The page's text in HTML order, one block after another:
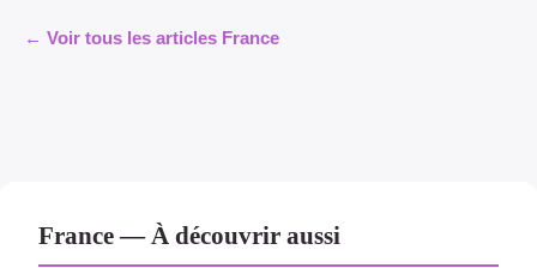
← Voir tous les articles France
France — À découvrir aussi